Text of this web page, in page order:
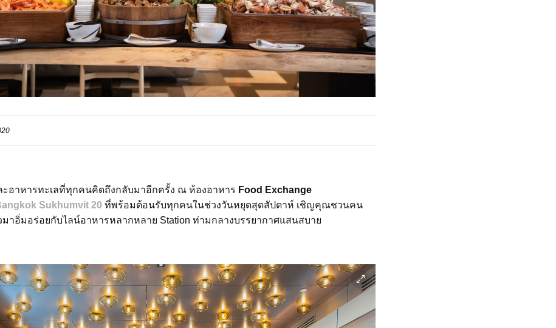
อาหารทะเลที่ทุกคนคิดถึงกลับมาอีกครั้ง ณ ห้องอาหาร Food Exchange
Sukhumvit 20 ที่พร้อมต้อนรับทุกคนในช่วงวันหยุดสุดสัปดาห์ เชิญคุณชวนคน
าอิ่มอร่อยกับไลน์อาหารหลากหลาย Station ท่ามกลางบรรยากาศแสนสบาย